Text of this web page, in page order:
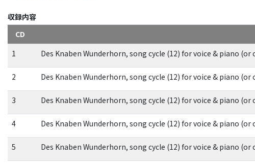
収録内容
CD
1
Des Knaben Wunderhorn, song cycle (12) for voice & piano (or
2 Des Knaben Wunderhorn, song cycle (12) for voice & piano
3 Des Knaben Wunderhorn, song cycle (12) for voice & piano
4 Des Knaben Wunderhorn, song cycle (12) for voice & piano
5 Des Knaben Wunderhorn, song cycle (12) for voice & piano